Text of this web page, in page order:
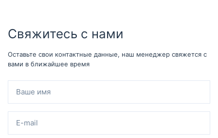
Свяжитесь с нами
Оставьте свои контактные данные, наш менеджер свяжется с
вами в ближайшее время